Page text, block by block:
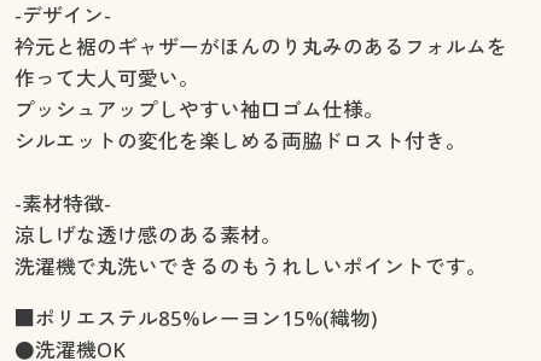
-デザイン-
衿元と裾のギャザーがほんのり丸みのあるフォルムを
作って大人可愛い。
プッシュアップしやすい袖口ゴム仕様。
シルエットの変化を楽しめる両脇ドロスト付き。
-素材特徴-
涼しげな透け感のある素材。
洗濯機で丸洗いできるのもうれしいポイントです。
■ポリエステル85%レーヨン15%(織物)
●洗濯機OK